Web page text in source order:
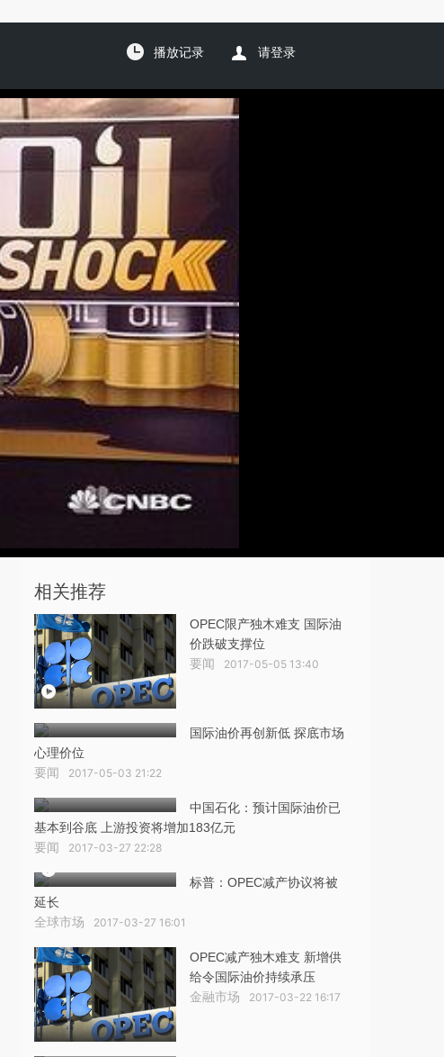
播放记录 请登录
相关推荐
OPEC限产独木难支 国际油
价跌破支撑位
要闻 2017-05-05 13:40
国际油价再创新低 探底市场
心理价位
要闻 2017-05-03 21:22
中国石化：预计国际油价已
基本到谷底 上游投资将增加183亿元
要闻 2017-03-27 22:28
标普：OPEC减产协议将被
延长
全球市场 2017-03-27 16:01
OPEC减产独木难支 新增供
给令国际油价持续承压
金融市场 2017-03-22 16:17